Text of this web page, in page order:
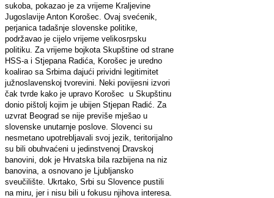
sukoba, pokazao je za vrijeme Kraljevine
Jugoslavije Anton Korošec. Ovaj svećenik,
perjanica tadašnje slovenske politike,
podržavao je cijelo vrijeme velikosrpsku
politiku. Za vrijeme bojkota Skupštine od strane
HSS-a i Stjepana Radića, Korošec je uredno
koalirao sa Srbima dajući prividni legitimitet
južnoslavenskoj tvorevini. Neki povijesni izvori
čak tvrde kako je upravo Korošec u Skupštinu
donio pištolj kojim je ubijen Stjepan Radić. Za
uzvrat Beograd se nije previše mješao u
slovenske unutarnje poslove. Slovenci su
nesmetano upotrebljavali svoj jezik, teritorijalno
su bili obuhvaćeni u jedinstvenoj Dravskoj
banovini, dok je Hrvatska bila razbijena na niz
banovina, a osnovano je Ljubljansko
sveučilište. Ukrtako, Srbi su Slovence pustili
na miru, jer i nisu bili u fokusu njihova interesa.